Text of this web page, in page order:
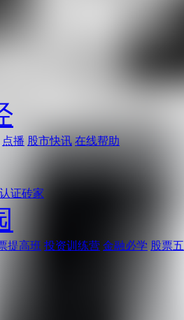
点播 股市快讯 在线帮助
认证砖家
提高班 投资训练营 金融必学 股票